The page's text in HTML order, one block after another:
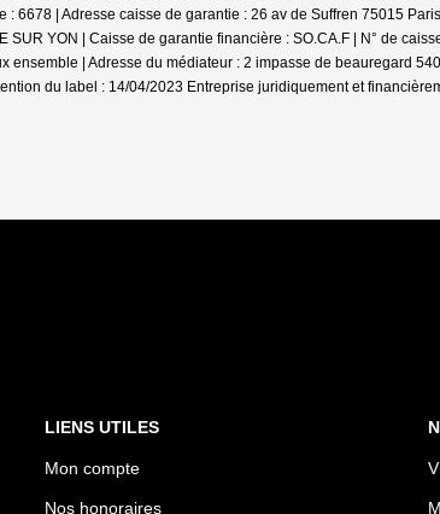
| Adresse caisse de garantie : 26 av de Suffren 75015
YON | Caisse de garantie financière : SO.CA.F | N° de
| Adresse du médiateur : 2 impasse de beauregard
du label : 14/04/2023 Entreprise juridiquement et
LIENS UTILES
Mon compte
Nos honoraires